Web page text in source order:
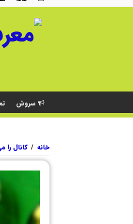
سروش
خانه / کانال را